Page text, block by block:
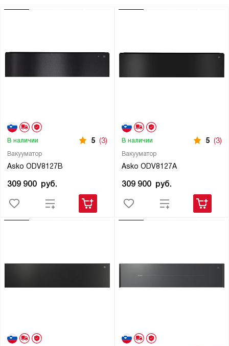
Вакууматор
Asko ODV8127B
В наличии 5 (3)
309 900 руб.
Вакууматор
Asko ODV8127A
В наличии 5 (3)
309 900 руб.